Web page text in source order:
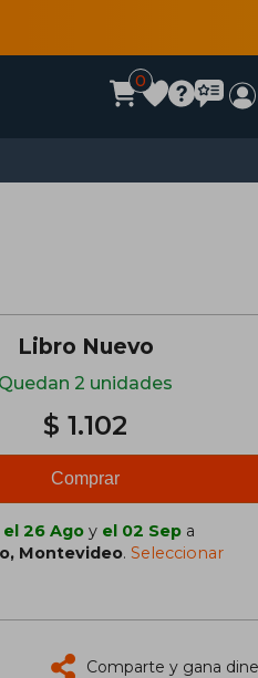
0
Libro Nuevo
Quedan 2 unidades
$ 1.102
Comprar
el 26 Ago y el 02 Sep a
Montevideo. Seleccionar
Comparte y gana